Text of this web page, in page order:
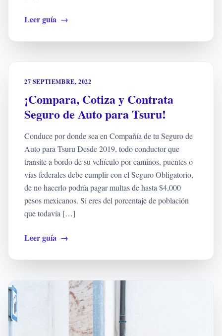
Leer guía →
27 SEPTIEMBRE, 2022
¡Compara, Cotiza y Contrata
Seguro de Auto para Tsuru!
Conduce por donde sea en Compañía de tu Seguro de
Auto para Tsuru Desde 2019, todo conductor que
transite a bordo de su vehículo por caminos, puentes o
vías federales debe cumplir con el Seguro Obligatorio,
de no hacerlo podría pagar multas de hasta $4,000
pesos mexicanos. Si eres del porcentaje de población
que todavía […]
Leer guía →